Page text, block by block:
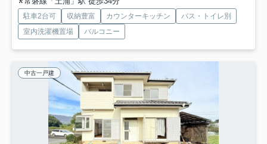
駐車2台可 収納豊富 カウンターキッチン
バス・トイレ別
室内洗濯機置場
バルコニー
中古一戸建